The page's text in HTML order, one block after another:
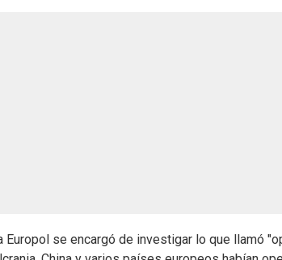
Europol se encargó de investigar lo que llamó